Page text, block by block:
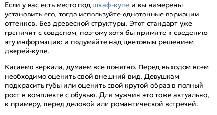
Если у вас есть место под шкаф-купе и вы намерены
установить его, тогда используйте однотонные вариации
оттенков. Без древесной структуры. Этот стандарт уже
граничит с совдепом, поэтому хотя бы примите к сведению
эту информацию и подумайте над цветовым решением
дверей-купе.
Касаемо зеркала, думаем все понятно. Перед выходом всем
необходимо оценить свой внешний вид. Девушкам
подкрасить губы или оценить свой крутой образ в полный
рост в комплекте с обувью. Для мужчин это тоже актуально,
к примеру, перед деловой или романтической встречей.